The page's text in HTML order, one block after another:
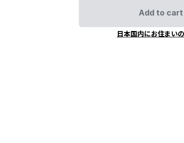
Add to cart
日本国内にお住まい